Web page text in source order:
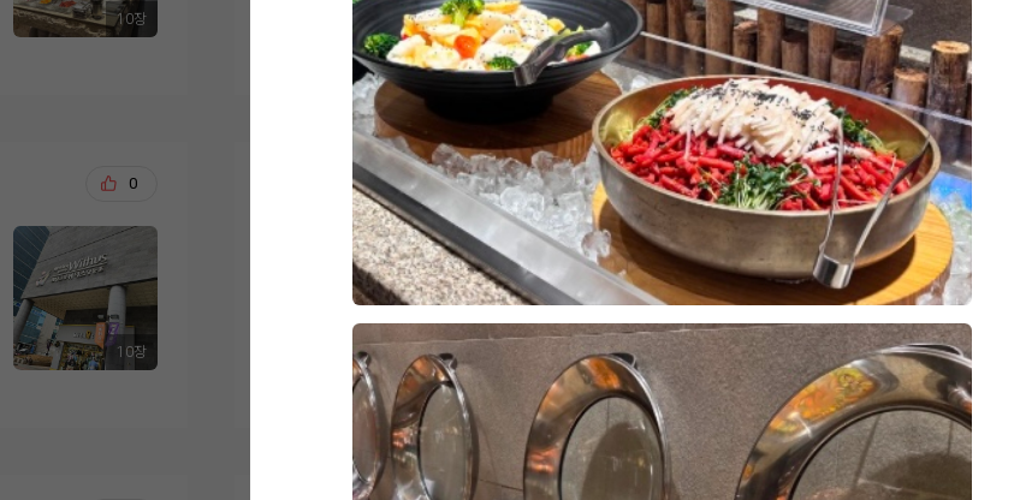
끔한 채플식 분위기가 딱 저희 취향이었고, 샹들리에와 버
진로드 연출 덕분에 사진도 고급스럽게 나올 것 같았어요.
조명·음악까지 실제로 연출해서 보여주셔서 예식 당일 느
낌을 미리 그려볼 수 있었던 것도 결정에 확신을 더해줬어
이런 이유들로 웨딩그룹위더스와 계약하게 됐어요. 여러모
로 좋은 선택이었다고 생각해요!
식사 후에는 마침 저희가 계약한 펠리체홀에 예식이 없어
홀도 여유롭게 둘러볼 수 있었습니다. 어두운 홀에 웅장한
샹들리에와 수많은 꽃 장식이 어우러진 모습이 정말 멋있
었고, 신부 입장 때 샹들리에가 내려오는 연출까지 직접 보
고 나니 결혼한다는 게 비로소 실감 났습니다. 어머님들도
같은 마음이셨다고 하네요. 그 순간이 너무 멋져서 사진으
로도 남겨 함께 첨부합니다. 시식과 홀 투어 모두 만족스러
웠고, 9월 본식이 더욱 기대되는 하루였습니다.
음료가 준비되어 있어 식사를 마무리하기 좋았고, 전체적
으로 음식 간이 과하지 않아 어르신부터 젊은 하객까지 모
두 부담 없이 드실 수 있을 것 같았습니다.
무엇보다 직원분들의 서비스가 정말 좋았습니다. 음식이
비어 있는 곳은 바로 채워 주셨고, 사용한 접시도 빠르게 정
리해 주셔서 쾌적하게 식사할 수 있었습니다. 직원분들이
친절하게 응대해 주시는 모습에서 결혼식 당일에도 하객분
들을 세심하게 배려해 주실 것이라는 믿음이 들었습니다.
시식을 마치고 나니 위더스 영등포를 선택하길 정말 잘했
다는 생각이 들었습니다. 음식의 맛과 종류, 서비스, 연회장
분위기까지 전체적으로 만족도가 높았고, 하객분들도 맛있
게 식사하시며 좋은 기억을 남기실 것 같아 더욱 기대됩니
다. 결혼식을 준비하시는 예비 신랑·신부님들께도 음식을
중요하게 생각하신다면 한 번쯤 시식해 보시길 추천드리고
싶습니다.
10장
음식이 도레미쳣습니다 오늘 먹고와서 기절하는줄..
입짧은 제 남편 3접시 클리어 해버리고
원래면 한접시에 휘청거릴사람인데 3접시나 먹었다니까
요..?결혼식에 중요한 자리를 맡아주는 친구와도
같이 다녀왓는데 세상세상 이친구도 만족
거의 미슐랭 입맛을 가진 친군데 만족에 손가락을 치켜올
렷어요ㅋㅋㅋㅋㅋㅋ
저도 이제 나이가 나이인지라 결혼식 열심히 참석해서 다
녀봣는데 솔직히 코스요리로 나오는곳보단 뷔페를 선호햇
고 뷔페중에서도 고르자면 위더스가 일등이랄까요 모든 음
식이 깔끔하고 정갈하고 보기만 해도 배가고플정도였고 한
접시에 다담아 한꺼번에 다 먹고싶은데 그럼 접시를 한번
에 10개는 들어야할거같아서
먹고퍼오고 하느라 세상바빳어요
전 제가 이렇게 부지런한 사람인줄 몰랏ㅎㅎㅎㅎ
요즘 식보다 음식에 엄청난 포커스를 두는 시점이라
음식이 제일 신경쓰였는데 뭐하러 신경썻나 싶었어요ㅜㅜ
더 보기
10장
0
10장
박태욱, 정조원 2026-07-30 18명 읽음 0
영등포 위더스 계약 후기입니다 :)
결혼 준비를 시작하면서 가장 먼저 알아본 것이 웨딩홀이
었습니다.
가장 중요하게 생각했던 건 교통, 하객분들이 만족하실 식
사?였습니다.
여러 웨딩홀을 직접 투어해 봤지만, 최종적으로는 영등포
위더스 메리엘홀로 계약하게 되었어요.
더 보기
10장